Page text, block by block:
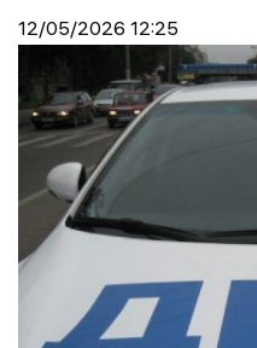
12/05/2026 12:25